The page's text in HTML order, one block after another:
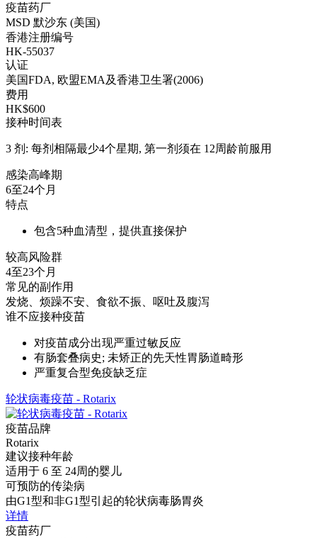
疫苗药厂
MSD 默沙东 (美国)
香港注册编号
HK-55037
认证
美国FDA, 欧盟EMA及香港卫生署(2006)
费用
HK$600
接种时间表
3 剂: 每剂相隔最少4个星期, 第一剂须在 12周龄前服用
感染高峰期
6至24个月
特点
包含5种血清型，提供直接保护
较高风险群
4至23个月
常见的副作用
发烧、烦躁不安、食欲不振、呕吐及腹泻
谁不应接种疫苗
对疫苗成分出现严重过敏反应
有肠套叠病史; 未矫正的先天性胃肠道畸形
严重复合型免疫缺乏症
轮状病毒疫苗 - Rotarix
疫苗品牌
Rotarix
建议接种年龄
适用于 6 至 24周的婴儿
可预防的传染病
由G1型和非G1型引起的轮状病毒肠胃炎
详情
疫苗药厂